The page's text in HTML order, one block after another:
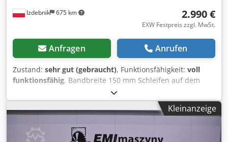
Izdebnik 675 km 2.990 €
EXW Festpreis zzgl. MwSt.
Anfragen Anrufen
Zustand: sehr gut (gebraucht), Funktionsfähigkeit: voll
funktionsfähig, Bandbreite 150 mm Schleifen auf dem
Schleifschuh oder auf der Fläche möglich Crodpfx Asy N N
N Heb Sjf Tischwinkel verstellbar Schleifen von gebogenen
Werkstücken möglich Manuelle Tischhöhenverstellung
Kleinanzeige